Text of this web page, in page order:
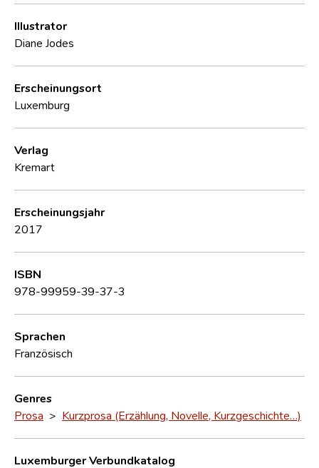
Illustrator
Diane Jodes
Erscheinungsort
Luxemburg
Verlag
Kremart
Erscheinungsjahr
2017
ISBN
978-99959-39-37-3
Sprachen
Französisch
Genres
Prosa > Kurzprosa (Erzählung, Novelle, Kurzgeschichte…)
Luxemburger Verbundkatalog